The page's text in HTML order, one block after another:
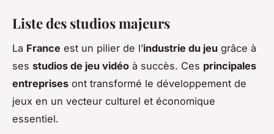
Liste des studios majeurs
La France est un pilier de l’industrie du jeu grâce à
ses studios de jeu vidéo à succès. Ces principales
entreprises ont transformé le développement de
jeux en un vecteur culturel et économique
essentiel.